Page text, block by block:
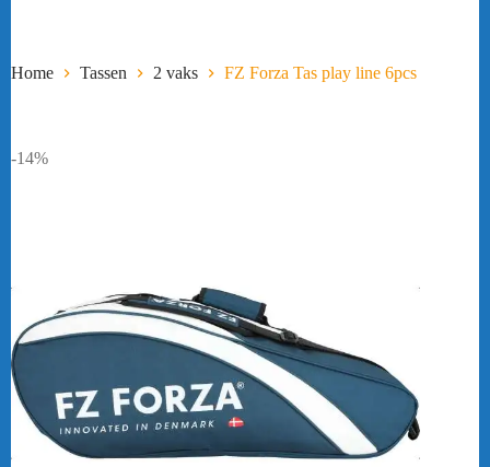
Home Tassen 2 vaks FZ Forza Tas play line 6pcs
-14%